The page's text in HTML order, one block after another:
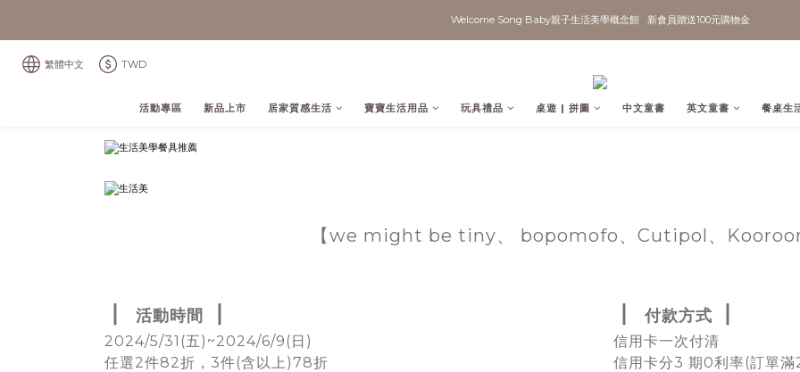
Welcome Song Baby親子生活美學概念館   新會員贈送100元購物金
繁體中文 TWD
活動專區 新品上市 居家質感生活 寶寶生活用品 玩具禮品 桌遊 | 拼圖 中文童書 英文童書 餐桌生
【we might be tiny、 bopomofo、Cutipol 、
活動時間
2024/5/31(五)~2024/6/9(日)
任選2件82折，3件(含以上)78折
付款方式
信用卡一次付清
信用卡分3 期0利率(訂單